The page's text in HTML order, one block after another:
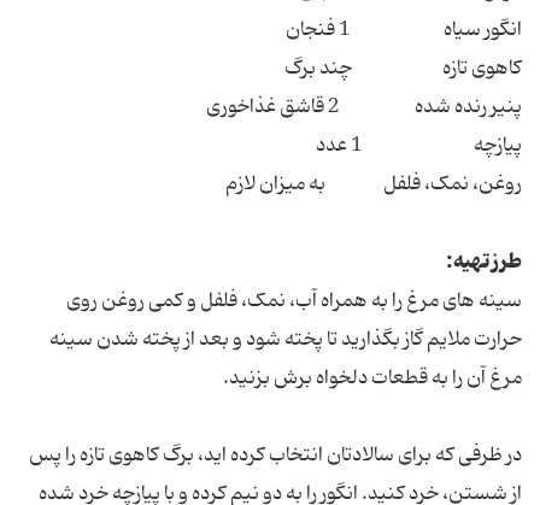
انگور سیاه 1 فنجان
کاهوی تازه چند برگ
پنیر رنده شده 2 قاشق غذاخوری
پیازچه 1 عدد
روغن، نمک، فلفل به میزان لازم
طرز تهیه:
سینه های مرغ را به همراه آب، نمک، فلفل و کمی روغن روی
حرارت ملایم گاز بگذارید تا پخته شود و بعد از پخته شدن سینه
مرغ آن را به قطعات دلخواه برش بزنید.
در ظرفی که برای سالادتان انتخاب کرده اید، برگ کاهوی تازه را پس
از شستن، خرد کنید. انگور را به دو نیم کرده و با پیازچه خرد شده